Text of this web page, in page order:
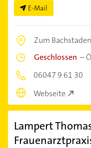
E-Mail
Zum
Geschlossen –
06047 9 61 30
Webseite
Lampert